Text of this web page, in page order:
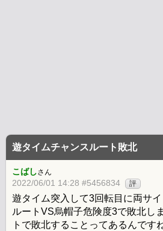
遊タイムチャンスルート敗北
こばしさん
2022/06/01 14:28 #5456834 評
遊タイム突入して3回転目に両サ
ルートVS烏帽子危険度3で敗北し
トで敗北することってあるんで